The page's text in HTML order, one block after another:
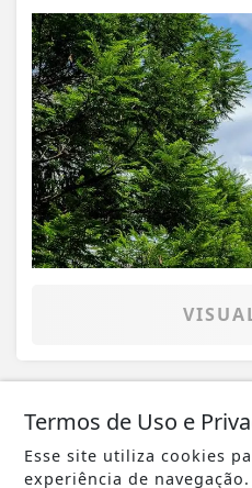
EDUCAÇÃO
Candidatos do
Termos de Uso e
Esse site utiliza cookies
experiência de